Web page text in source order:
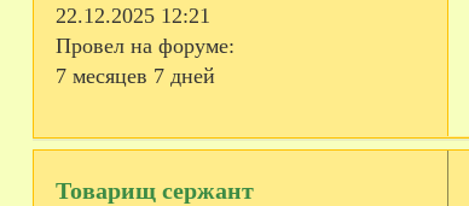
22.12.2025 12:21
Провел на форуме:
7 месяцев 7 дней
Товарищ сержант